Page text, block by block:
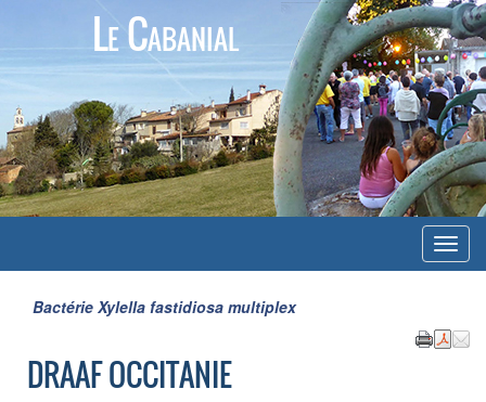
Le Cabanial
Menu
Bactérie Xylella fastidiosa multiplex
DRAAF OCCITANIE